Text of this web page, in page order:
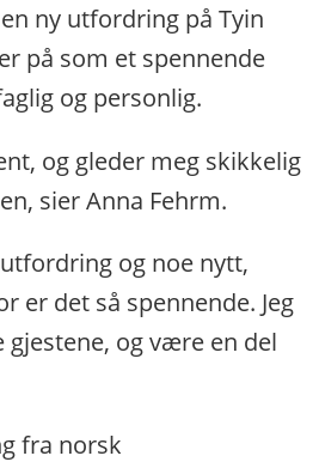
ny utfordring på Tyin
på som et spennende
og personlig.
og gleder meg skikkelig
sier Anna Fehrm.
og noe nytt,
er det så spennende. Jeg
og være en del
fra norsk